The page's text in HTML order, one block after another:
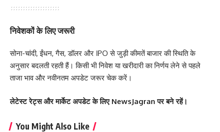
निवेशकों के लिए जरूरी
सोना-चांदी, ईंधन, गैस, डॉलर और IPO से जुड़ी कीमतें बाजार की स्थिति के
अनुसार बदलती रहती हैं। किसी भी निवेश या खरीदारी का निर्णय लेने से पहले
ताजा भाव और नवीनतम अपडेट जरूर चेक करें।
लेटेस्ट रेट्स और मार्केट अपडेट के लिए NewsJagran पर बने रहें।
You Might Also Like